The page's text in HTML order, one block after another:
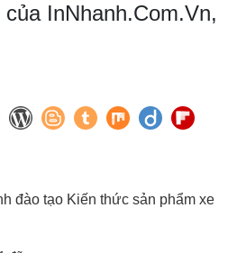
InNhanh.Com.Vn,
đào tạo Kiến thức sản phẩm xe